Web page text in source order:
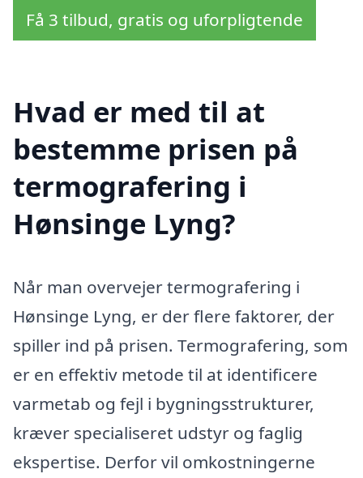
Få 3 tilbud, gratis og uforpligtende
Hvad er med til at
bestemme prisen på
termografering i
Hønsinge Lyng?
Når man overvejer termografering i
Hønsinge Lyng, er der flere faktorer, der
spiller ind på prisen. Termografering, som
er en effektiv metode til at identificere
varmetab og fejl i bygningsstrukturer,
kræver specialiseret udstyr og faglig
ekspertise. Derfor vil omkostningerne